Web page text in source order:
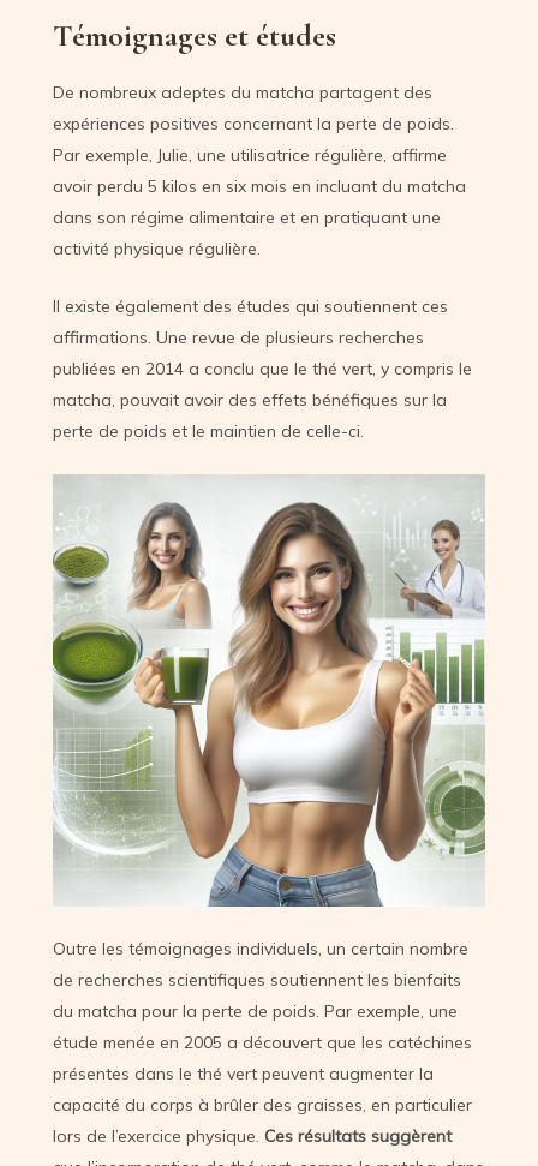
Témoignages et études
De nombreux adeptes du matcha partagent des
expériences positives concernant la perte de poids.
Par exemple, Julie, une utilisatrice régulière, affirme
avoir perdu 5 kilos en six mois en incluant du matcha
dans son régime alimentaire et en pratiquant une
activité physique régulière.
Il existe également des études qui soutiennent ces
affirmations. Une revue de plusieurs recherches
publiées en 2014 a conclu que le thé vert, y compris le
matcha, pouvait avoir des effets bénéfiques sur la
perte de poids et le maintien de celle-ci.
Outre les témoignages individuels, un certain nombre
de recherches scientifiques soutiennent les bienfaits
du matcha pour la perte de poids. Par exemple, une
étude menée en 2005 a découvert que les catéchines
présentes dans le thé vert peuvent augmenter la
capacité du corps à brûler des graisses, en particulier
lors de l’exercice physique. Ces résultats suggèrent